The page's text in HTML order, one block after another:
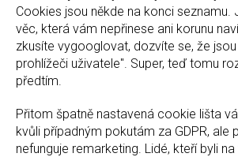
Cookies jsou někde na konci seznamu.
věc, která vám nepřinese ani korunu
zkusíte vygooglovat, dozvíte se, že
prohlížeči uživatele". Super, teď tomu
předtím.
Přitom špatně nastavená cookie lišta
kvůli případným pokutám za GDPR, ale
nefunguje remarketing. Lidé, kteří byli